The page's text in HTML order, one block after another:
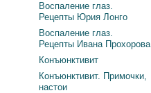
Воспаление глаз.
Рецепты Юрия Лонго
Воспаление глаз.
Рецепты Ивана Прохорова
Конъюнктивит
Конъюнктивит. Примочки,
настои